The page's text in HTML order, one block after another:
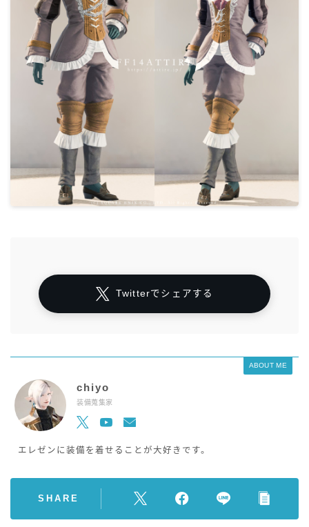
Twitterでシェアする
ABOUT ME
chiyo
装備蒐集家
エレゼンに装備を着せることが大好きです。
SHARE